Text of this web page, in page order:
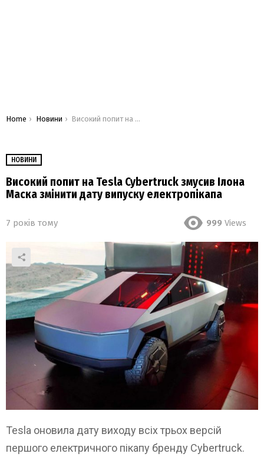
You are here:
Home Новини Високий попит на Tesla Cybertruck змусив Ілона Маска змінити дату випуску електропікапа
НОВИНИ
Високий попит на Tesla Cybertruck змусив Ілона
Маска змінити дату випуску електропікапа
7 років тому 999 Views
Tesla оновила дату виходу всіх трьох версій
першого електричного пікапу бренду Cybertruck.